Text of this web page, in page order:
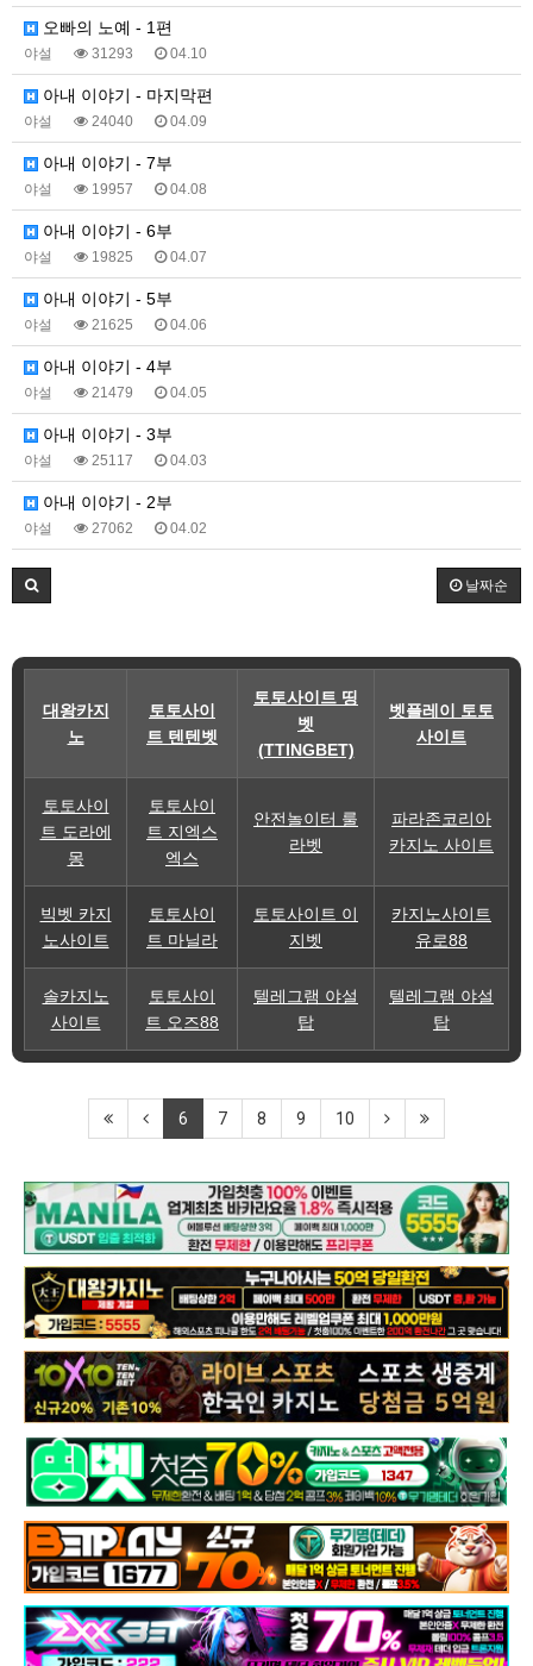
오빠의 노예 - 1편
야설 31293 04.10
아내 이야기 - 마지막편
야설 24040 04.09
아내 이야기 - 7부
야설 19957 04.08
아내 이야기 - 6부
야설 19825 04.07
아내 이야기 - 5부
야설 21625 04.06
아내 이야기 - 4부
야설 21479 04.05
아내 이야기 - 3부
야설 25117 04.03
아내 이야기 - 2부
야설 27062 04.02
날짜순
대왕카지
노
토토사이
트 텐텐벳
토토사이트 띵
벳
(TTINGBET)
벳플레이 토토
사이트
토토사이
트 도라에
몽
토토사이
트 지엑스
엑스
안전놀이터 룰
라벳
파라존코리아
카지노 사이트
빅벳 카지
노사이트
토토사이
트 마닐라
토토사이트 이
지벳
카지노사이트
유로88
솔카지노
사이트
토토사이
트 오즈88
텔레그램 야설
탑
텔레그램 야설
탑
6 7 8 9 10